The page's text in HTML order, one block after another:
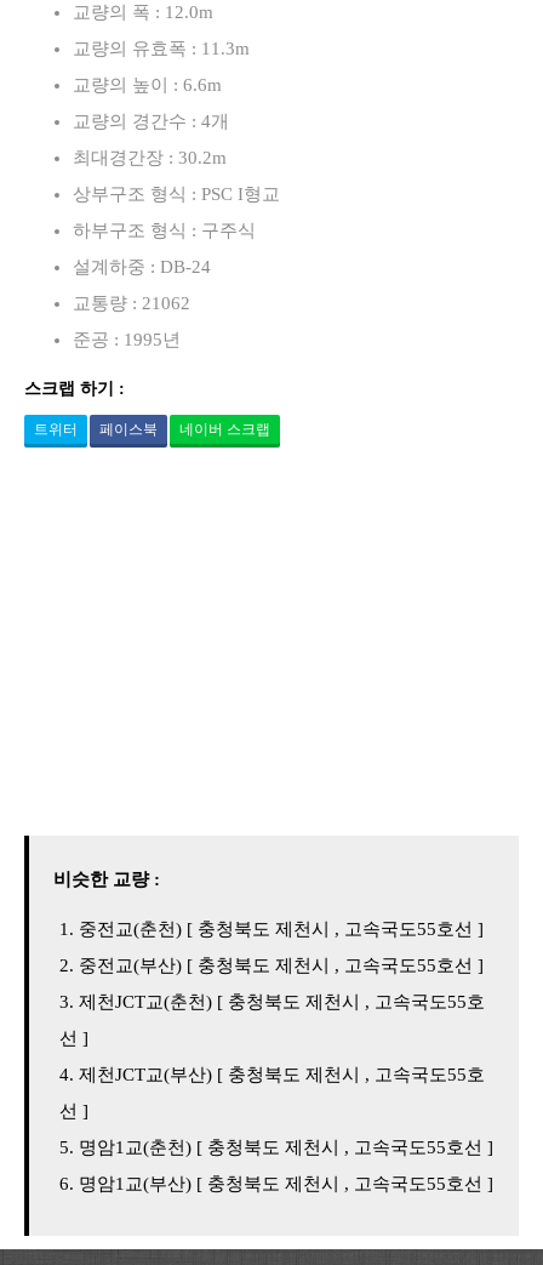
교량의 폭 : 12.0m
교량의 유효폭 : 11.3m
교량의 높이 : 6.6m
교량의 경간수 : 4개
최대경간장 : 30.2m
상부구조 형식 : PSC I형교
하부구조 형식 : 구주식
설계하중 : DB-24
교통량 : 21062
준공 : 1995년
스크랩 하기 :
트위터 페이스북 네이버 스크랩
비슷한 교량 :
중전교(춘천) [ 충청북도 제천시 , 고속국도55호선 ]
중전교(부산) [ 충청북도 제천시 , 고속국도55호선 ]
제천JCT교(춘천) [ 충청북도 제천시 , 고속국도55호
선 ]
제천JCT교(부산) [ 충청북도 제천시 , 고속국도55호
선 ]
명암1교(춘천) [ 충청북도 제천시 , 고속국도55호선 ]
명암1교(부산) [ 충청북도 제천시 , 고속국도55호선 ]